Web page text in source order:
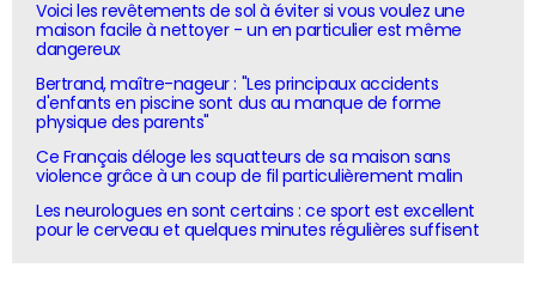
Voici les revêtements de sol à éviter si vous voulez une
maison facile à nettoyer - un en particulier est même
dangereux
Bertrand, maître-nageur : "Les principaux accidents
d'enfants en piscine sont dus au manque de forme
physique des parents"
Ce Français déloge les squatteurs de sa maison sans
violence grâce à un coup de fil particulièrement malin
Les neurologues en sont certains : ce sport est excellent
pour le cerveau et quelques minutes régulières suffisent